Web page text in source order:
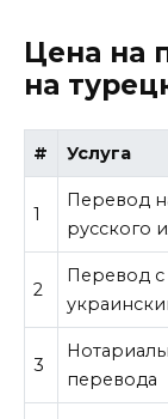
Цена на
на
# Услуга
1
Перевод
русского
2
Перевод с
3
перевода